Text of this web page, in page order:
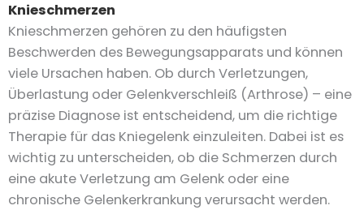
Knieschmerzen
Knieschmerzen gehören zu den häufigsten
Beschwerden des Bewegungsapparats und können
viele Ursachen haben. Ob durch Verletzungen,
Überlastung oder Gelenkverschleiß (Arthrose) – eine
präzise Diagnose ist entscheidend, um die richtige
Therapie für das Kniegelenk einzuleiten. Dabei ist es
wichtig zu unterscheiden, ob die Schmerzen durch
eine akute Verletzung am Gelenk oder eine
chronische Gelenkerkrankung verursacht werden.